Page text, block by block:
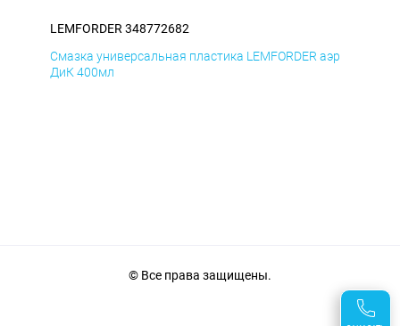
LEMFORDER 348772682
Смазка универсальная пластика LEMFORDER аэр
ДиК 400мл
© Все права защищены.